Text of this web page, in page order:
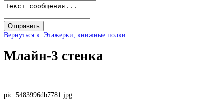
Вернуться к: Этажерки, книжные полки
Млайн-3 стенка
pic_5483996db7781.jpg